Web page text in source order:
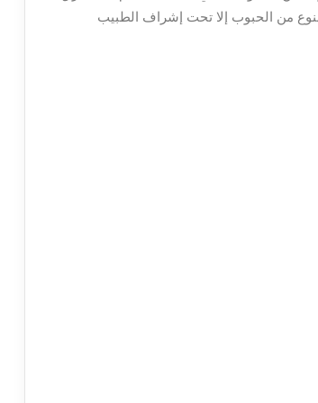
من الحبوب إلا تحت إشراف الطبيب